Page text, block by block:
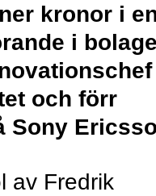
kronor i
i
och förr
Sony
av Fredrik